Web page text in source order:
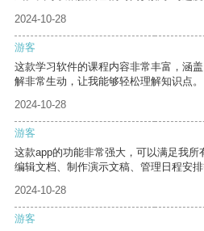
2024-10-28
游客
这款学习软件的课程内容非常丰富，涵
解非常生动，让我能够轻松理解知识点。
2024-10-28
游客
这款app的功能非常强大，可以满足我
编辑文档、制作演示文稿、管理日程安排
2024-10-28
游客